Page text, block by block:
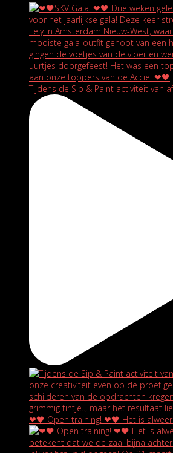
Tijdens de Sip & Paint activiteit van
❤🖤 Open training! ❤🖤 Het is